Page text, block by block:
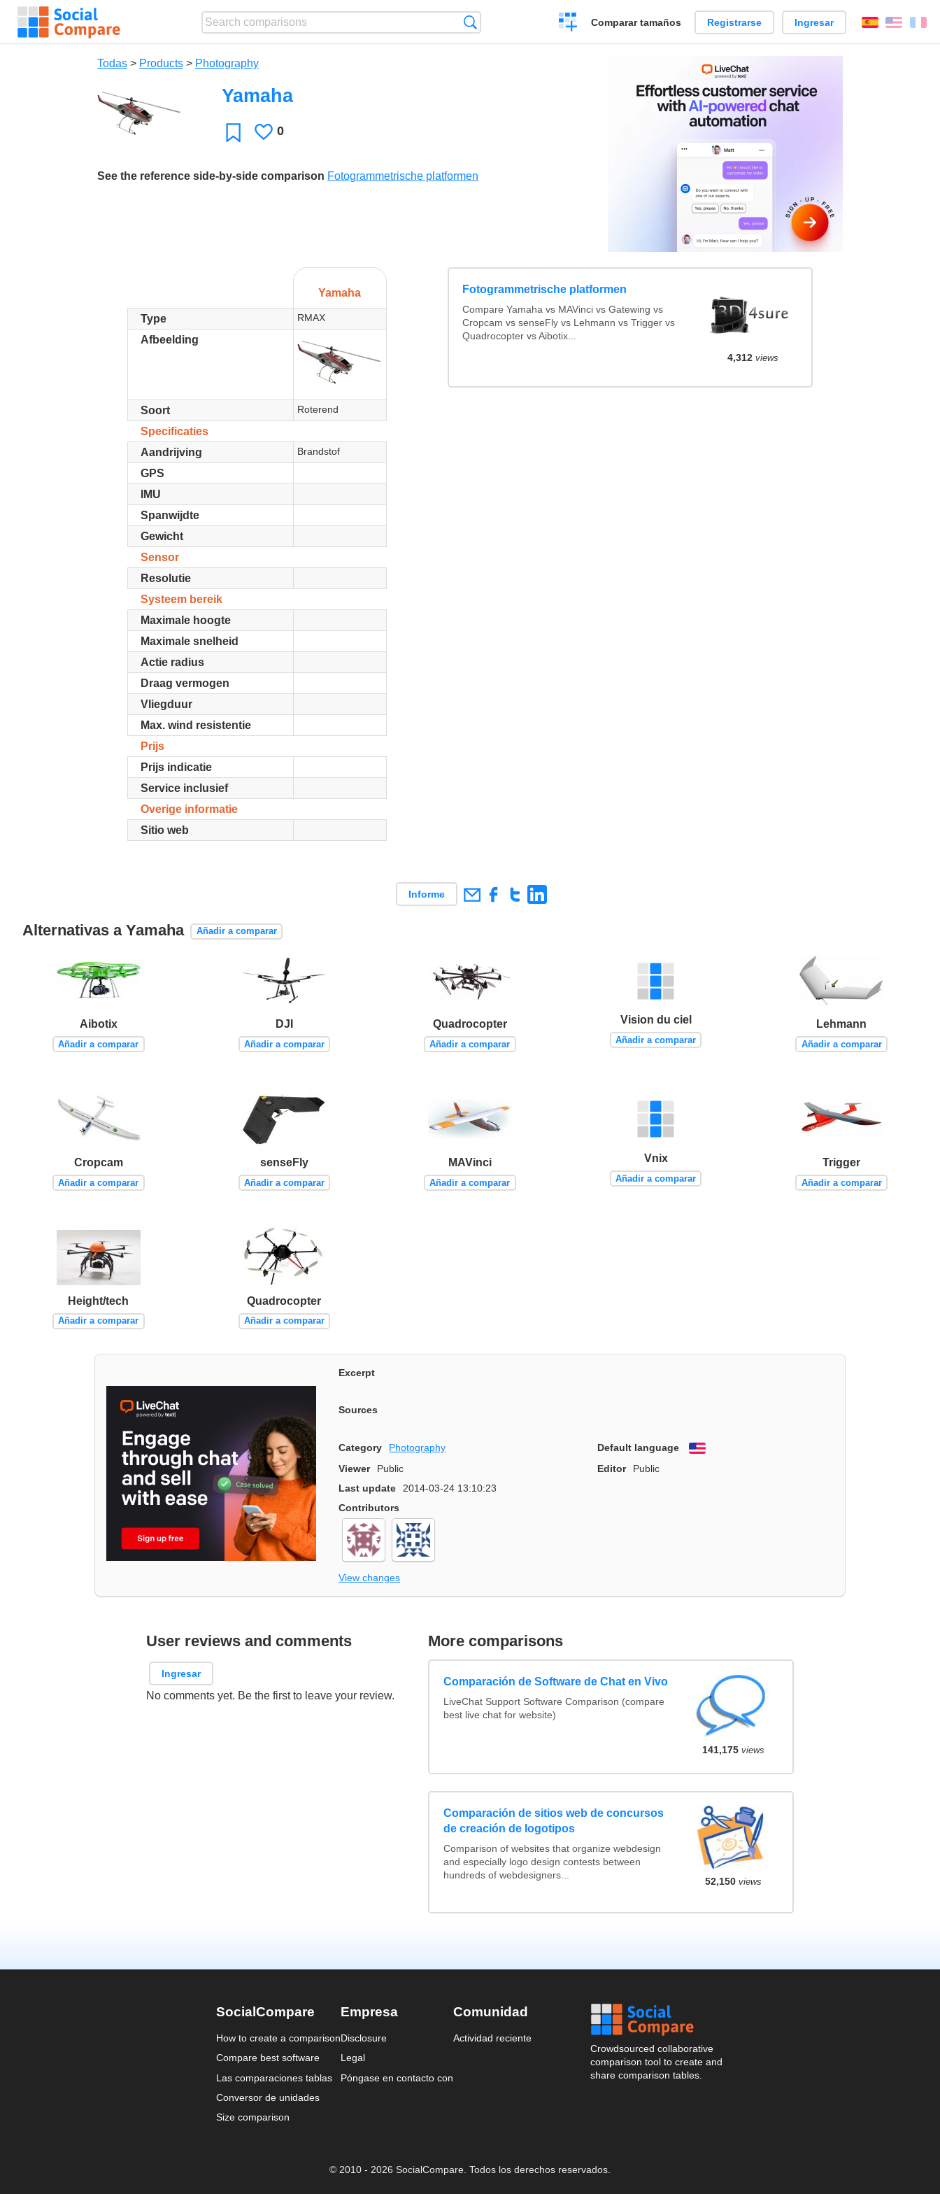
Crear
una
Comparar tamaños Registrarse Ingresar EspañolEnglish
Todas > Products > Photography
Yamaha
Favoritos
Le
0
See the reference side-by-side comparison Fotogrammetrische platformen
Yamaha
Type RMAX
Afbeelding
Soort Roterend
Specificaties
Aandrijving
Brandstof
GPS
IMU
Spanwijdte
Gewicht
Sensor
Resolutie
Systeem bereik
Maximale hoogte
Maximale snelheid
Actie radius
Draag vermogen
Vliegduur
Max. wind resistentie
Prijs
Prijs indicatie
Service inclusief
Overige informatie
Sitio web
Fotogrammetrische platformen
Compare Yamaha vs MAVinci vs Gatewing vs
Cropcam vs senseFly vs Lehmann vs Trigger vs
Quadrocopter vs Aibotix...
4,312 views
Informe
Alternativas a Yamaha Añadir a comparar
Aibotix
Añadir a comparar
DJI
Añadir a comparar
Quadrocopter
Añadir a comparar
Vision du ciel
Añadir a comparar
Lehmann
Añadir a comparar
Cropcam
Añadir a comparar
senseFly
Añadir a comparar
MAVinci
Añadir a comparar
Vnix
Añadir a comparar
Trigger
Añadir a comparar
Height/tech
Añadir a comparar
Quadrocopter
Añadir a comparar
Excerpt
Sources
Category Photography Default language
English
Viewer
Public Editor
Public
Last update
2014-03-24 13:10:23
Contributors
View changes
User reviews and comments
Ingresar
No comments yet. Be the first to leave your review.
More comparisons
Comparación de Software de Chat en Vivo
LiveChat Support Software Comparison (compare
best live chat for website)
141,175 views
Comparación de sitios web de concursos
de creación de logotipos
Comparison of websites that organize webdesign
and especially logo design contests between
hundreds of webdesigners...
52,150 views
SocialCompare
How to create a comparison
Compare best software
Las comparaciones tablas
Conversor de unidades
Size comparison
Empresa
Disclosure
Legal
Póngase en contacto con
Comunidad
Actividad reciente
Crowdsourced collaborative
comparison tool to create and
share comparison tables.
© 2010 - 2026 SocialCompare. Todos los derechos reservados.